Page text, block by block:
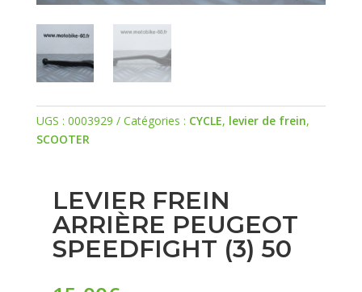
UGS : 0003929 Catégories : CYCLE, levier de frein,
SCOOTER
LEVIER FREIN
ARRIÈRE PEUGEOT
SPEEDFIGHT (3) 50